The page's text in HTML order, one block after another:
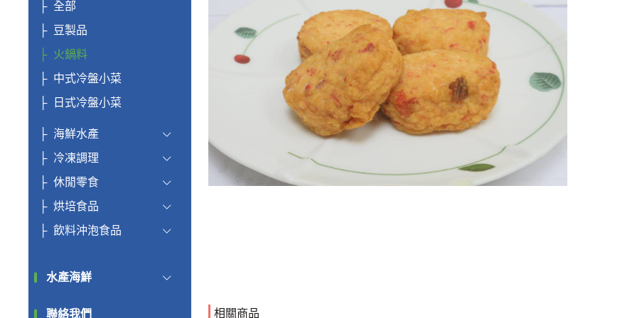
全部
豆製品
火鍋料
中式冷盤小菜
日式冷盤小菜
海鮮水產
冷凍調理
休閒零食
烘培食品
飲料沖泡食品
水產海鮮
聯絡我們 相關商品